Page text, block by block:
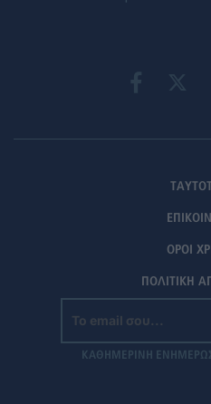
ΟΡΟΙ
ΠΟΛΙΤΙΚΗ
ΚΑΘΗΜΕΡΙΝΗ